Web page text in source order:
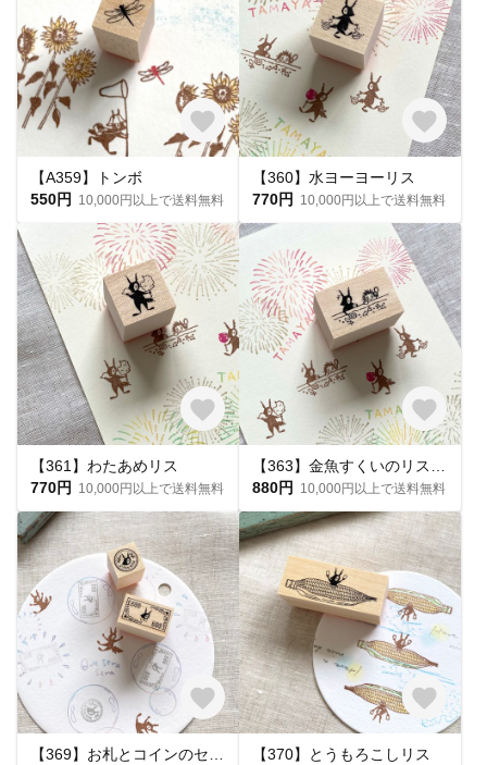
【A359】トンボ
550円
10,000円以上で送料無料
【360】水ヨーヨーリス
770円
10,000円以上で送料無料
【361】わたあめリス
770円
10,000円以上で送料無料
880円
10,000円以上で送料無料
【370】とうもろこしリス